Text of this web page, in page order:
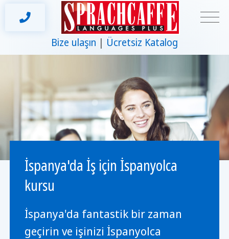
Bize ulaşın Ücretsiz Katalog
İspanya'da İş için İspanyolca
kursu
İspanya'da fantastik bir zaman
geçirin ve işinizi İspanyolca